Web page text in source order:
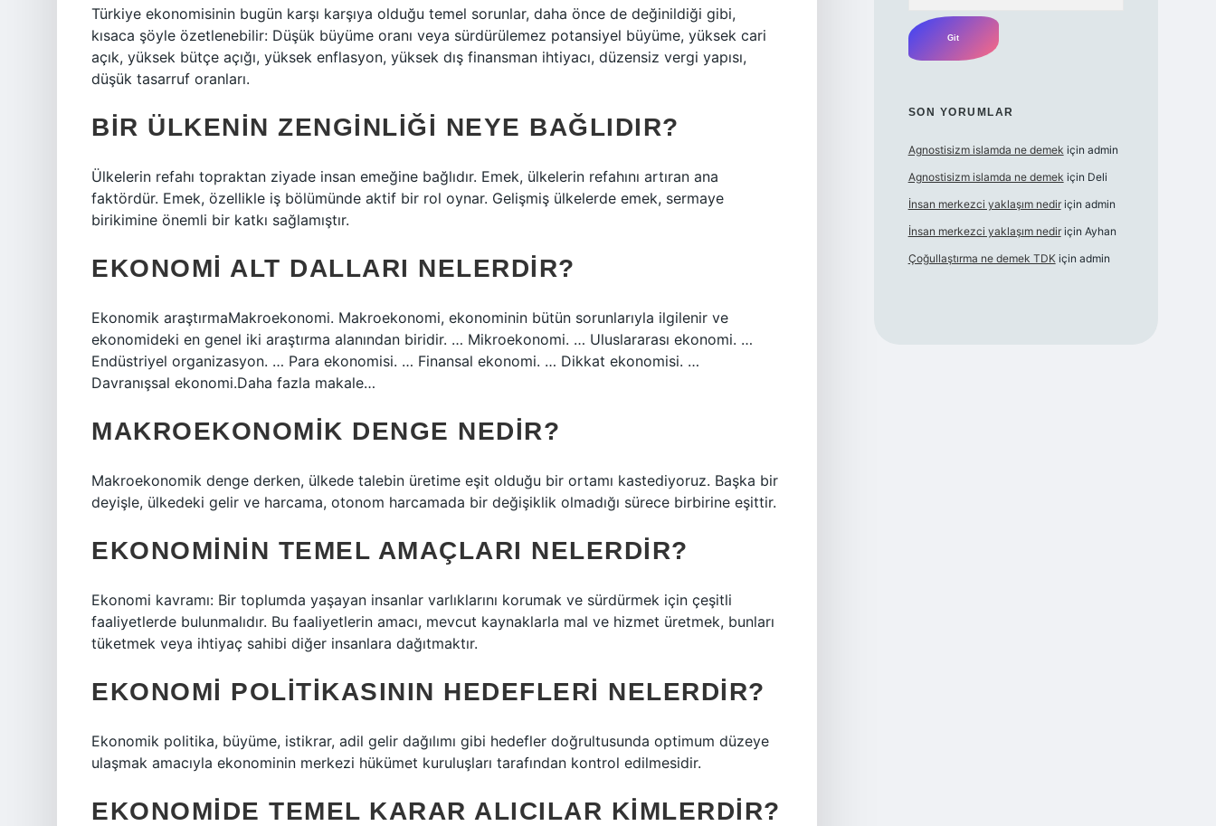
Türkiye ekonomisinin bugün karşı karşıya olduğu temel sorunlar, daha önce de değinildiği gibi,
kısaca şöyle özetlenebilir: Düşük büyüme oranı veya sürdürülemez potansiyel büyüme, yüksek cari
açık, yüksek bütçe açığı, yüksek enflasyon, yüksek dış finansman ihtiyacı, düzensiz vergi yapısı,
düşük tasarruf oranları.
BIR ÜLKENIN ZENGINLIĞI NEYE BAĞLIDIR?
Ülkelerin refahı topraktan ziyade insan emeğine bağlıdır. Emek, ülkelerin refahını artıran ana
faktördür. Emek, özellikle iş bölümünde aktif bir rol oynar. Gelişmiş ülkelerde emek, sermaye
birikimine önemli bir katkı sağlamıştır.
EKONOMI ALT DALLARI NELERDIR?
Ekonomik araştırmaMakroekonomi. Makroekonomi, ekonominin bütün sorunlarıyla ilgilenir ve
ekonomideki en genel iki araştırma alanından biridir. … Mikroekonomi. … Uluslararası ekonomi. …
Endüstriyel organizasyon. … Para ekonomisi. … Finansal ekonomi. … Dikkat ekonomisi. …
Davranışsal ekonomi.Daha fazla makale…
MAKROEKONOMIK DENGE NEDIR?
Makroekonomik denge derken, ülkede talebin üretime eşit olduğu bir ortamı kastediyoruz. Başka bir
deyişle, ülkedeki gelir ve harcama, otonom harcamada bir değişiklik olmadığı sürece birbirine eşittir.
EKONOMININ TEMEL AMAÇLARI NELERDIR?
Ekonomi kavramı: Bir toplumda yaşayan insanlar varlıklarını korumak ve sürdürmek için çeşitli
faaliyetlerde bulunmalıdır. Bu faaliyetlerin amacı, mevcut kaynaklarla mal ve hizmet üretmek, bunları
tüketmek veya ihtiyaç sahibi diğer insanlara dağıtmaktır.
EKONOMI POLITIKASININ HEDEFLERI NELERDIR?
Ekonomik politika, büyüme, istikrar, adil gelir dağılımı gibi hedefler doğrultusunda optimum düzeye
ulaşmak amacıyla ekonominin merkezi hükümet kuruluşları tarafından kontrol edilmesidir.
EKONOMIDE TEMEL KARAR ALICILAR KIMLERDIR?
SON YORUMLAR
Agnostisizm islamda ne demek için admin
Agnostisizm islamda ne demek için Deli
İnsan merkezci yaklaşım nediriçin admin
İnsan merkezci yaklaşım nediriçin Ayhan
Çoğullaştırma ne demek TDKiçin admin